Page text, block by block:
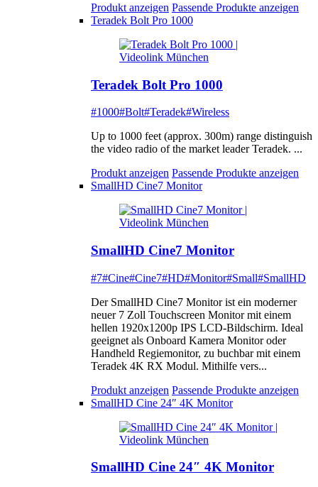
Produkt anzeigen Passende Produkte anzeigen
Teradek Bolt Pro 1000
Teradek Bolt Pro 1000
#1000#Bolt#Teradek#Wireless
Up to 1000 feet (approx. 300m) range distinguish
the video radio of the market leader Teradek. ...
Produkt anzeigen Passende Produkte anzeigen
SmallHD Cine7 Monitor
SmallHD Cine7 Monitor
#7#Cine#Cine7#HD#Monitor#Small#SmallHD
Der SmallHD Cine7 Monitor ist ein moderner
neuer 7 Zoll Touchscreen Monitor mit einem
hellen 1920x1200p IPS LCD-Bildschirm. Ideal
geeignet als Onboard Kamera Monitor oder
Handheld Regiemonitor, zu buchbar mit einem
Teradek 4K RX Modul. Mithilfe vers...
Produkt anzeigen Passende Produkte anzeigen
SmallHD Cine 24″ 4K Monitor
SmallHD Cine 24″ 4K Monitor